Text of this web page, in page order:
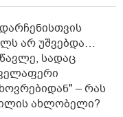
არ უშვებდა…
სადაც
– რას
ახლობელი?